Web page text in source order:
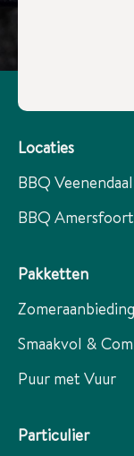
Locaties
BBQ Veenendaal
BBQ Amersfoort
Pakketten
Zomeraanbieding
Smaakvol &
Puur met Vuur
Particulier